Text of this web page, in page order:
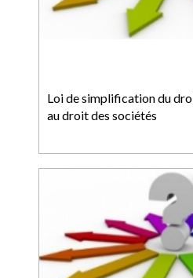
Loi de simplification du
au droit des sociétés